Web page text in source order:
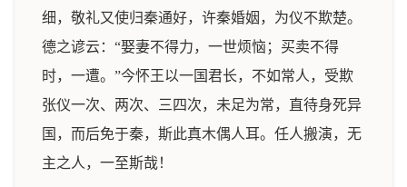
细，敬礼又使归秦通好，许秦婚姻，为仪不欺楚。
德之谚云：“娶妻不得力，一世烦恼；买卖不得
时，一遭。”今怀王以一国君长，不如常人，受欺
张仪一次、两次、三四次，未足为常，直待身死异
国，而后免于秦，斯此真木偶人耳。任人搬演，无
主之人，一至斯哉！